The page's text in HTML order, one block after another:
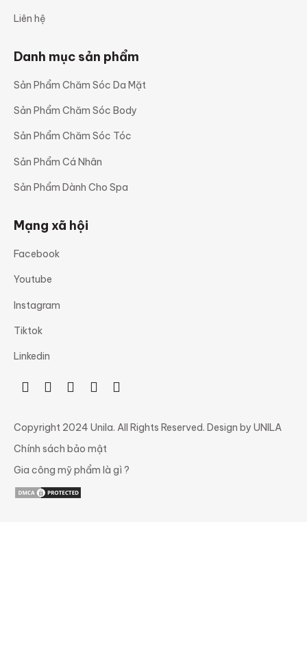
Liên hệ
Danh mục sản phẩm
Sản Phẩm Chăm Sóc Da Mặt
Sản Phẩm Chăm Sóc Body
Sản Phẩm Chăm Sóc Tóc
Sản Phẩm Cá Nhân
Sản Phẩm Dành Cho Spa
Mạng xã hội
Facebook
Youtube
Instagram
Tiktok
Linkedin
Copyright 2024 Unila. All Rights Reserved. Design by UNILA
Chính sách bảo mật
Gia công mỹ phẩm là gì ?